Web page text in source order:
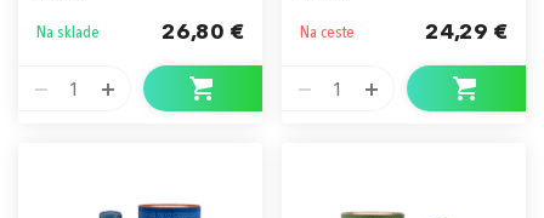
Na sklade 26,80 €
1
Na ceste 24,29 €
1